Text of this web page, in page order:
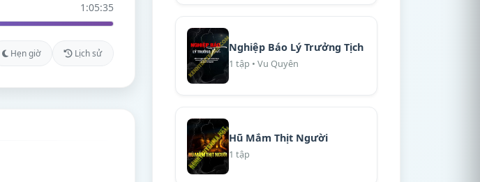
1:05:35
Hẹn giờ Lịch sử Nghiệp Báo Lý Trưởng Tịch
1 tập • Vu Quyên
Hũ Mắm Thịt Người
1 tập